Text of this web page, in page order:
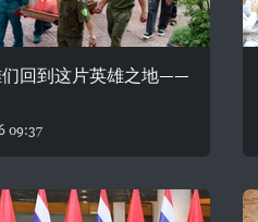
们回到这片英雄之地——
09:37